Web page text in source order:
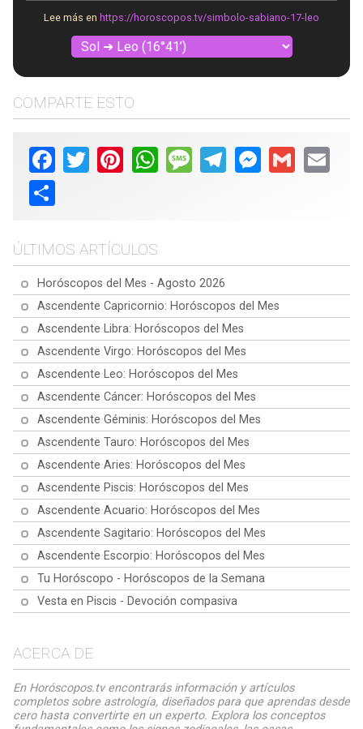
Lee más en https://horoscopos.tv/simbolo-sabiano-17-leo
COMPARTE ESTO
Facebook
Twitter PinterestWhatsAppMessageTelegramMessenger
Gmail Email
Share
ÚLTIMOS ARTÍCULOS
Horóscopos del Mes - Agosto 2026
Ascendente Capricornio: Horóscopos del Mes
Ascendente Libra: Horóscopos del Mes
Ascendente Virgo: Horóscopos del Mes
Ascendente Leo: Horóscopos del Mes
Ascendente Cáncer: Horóscopos del Mes
Ascendente Géminis: Horóscopos del Mes
Ascendente Tauro: Horóscopos del Mes
Ascendente Aries: Horóscopos del Mes
Ascendente Piscis: Horóscopos del Mes
Ascendente Acuario: Horóscopos del Mes
Ascendente Sagitario: Horóscopos del Mes
Ascendente Escorpio: Horóscopos del Mes
Tu Horóscopo - Horóscopos de la Semana
Vesta en Piscis - Devoción compasiva
ACERCA DE
En Horóscopos.tv encontrarás información y artículos
completos sobre astrología, diseñados para que aprendas desde
cero hasta convertirte en un experto. Explora los conceptos